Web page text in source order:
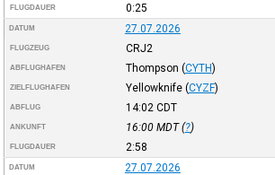
FLUGDAUER 0:25
DATUM 27.07.2026
FLUGZEUG CRJ2
ABFLUGHAFEN Thompson (CYTH)
ZIELFLUGHAFEN Yellowknife (CYZF)
ABFLUG 14:02 CDT
ANKUNFT 16:00 MDT(?)
FLUGDAUER 2:58
DATUM 27.07.2026